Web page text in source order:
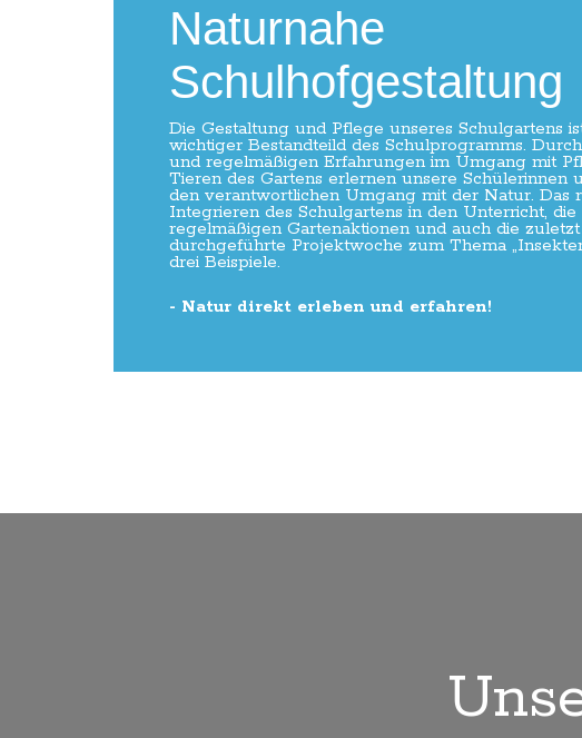
Naturnahe
Schulhofgestaltung
Die Gestaltung und Pflege unseres Schulgartens
wichtiger Bestandteild des Schulprogramms.
und regelmäßigen Erfahrungen im Umgang mit
Tieren des Gartens erlernen unsere Schülerinnen
den verantwortlichen Umgang mit der Natur. Das
Integrieren des Schulgartens in den Unterricht, die
regelmäßigen Gartenaktionen und auch die zuletzt
durchgeführte Projektwoche zum Thema
drei Beispiele.
- Natur direkt erleben und erfahren!